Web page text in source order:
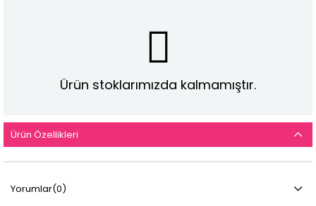
Ürün stoklarımızda kalmamıştır.
Ürün Özellikleri
Yorumlar(0)